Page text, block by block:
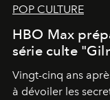
POP CULTURE
HBO Max
série culte
Vingt-cinq ans
à dévoiler les